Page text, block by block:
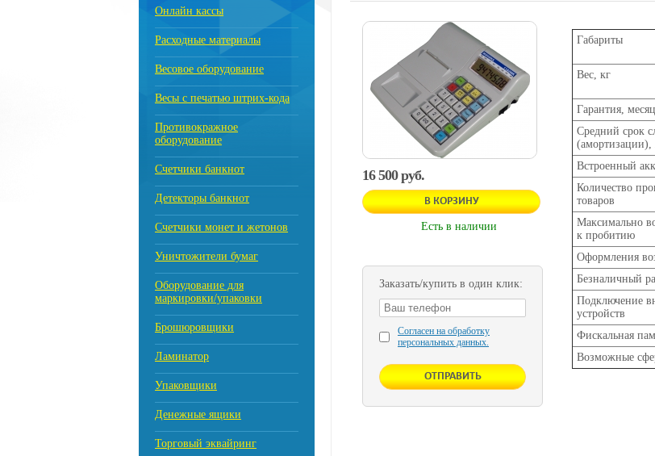
Онлайн кассы
Расходные материалы
Весовое оборудование
Весы с печатью штрих-кода
Противокражное
оборудование
Счетчики банкнот
Детекторы банкнот
Счетчики монет и жетонов
Уничтожители бумаг
Оборудование для
маркировки/упаковки
Брошюровщики
Ламинатор
Упаковщики
Денежные ящики
Торговый эквайринг
16 500 руб.
В КОРЗИНУ
Есть в наличии
Заказать/купить в один клик:
Согласен на обработку
персональных данных.
Габариты
Вес, кг
Гарантия,
Средний срок
(амортизации),
Встроенный
Количество
товаров
Максимально
к пробитию
Оформления
Безналичный
Подключение
устройств
Фискальная
Возможные